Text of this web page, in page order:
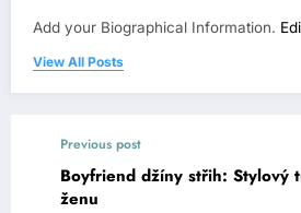
Add your Biographical Information.
View All Posts
Previous post
Boyfriend džíny střih: Stylový
ženu